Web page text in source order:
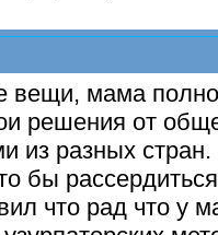
вещи, мама
решения от
из разных
бы
что рад что у